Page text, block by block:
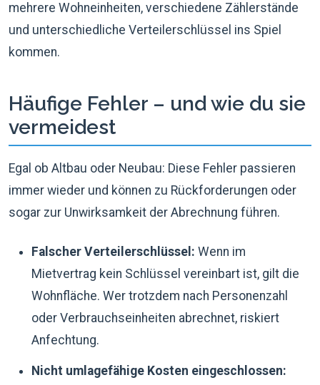
mehrere Wohneinheiten, verschiedene Zählerstände
und unterschiedliche Verteilerschlüssel ins Spiel
kommen.
Häufige Fehler – und wie du sie
vermeidest
Egal ob Altbau oder Neubau: Diese Fehler passieren
immer wieder und können zu Rückforderungen oder
sogar zur Unwirksamkeit der Abrechnung führen.
Falscher Verteilerschlüssel: Wenn im
Mietvertrag kein Schlüssel vereinbart ist, gilt die
Wohnfläche. Wer trotzdem nach Personenzahl
oder Verbrauchseinheiten abrechnet, riskiert
Anfechtung.
Nicht umlagefähige Kosten eingeschlossen: